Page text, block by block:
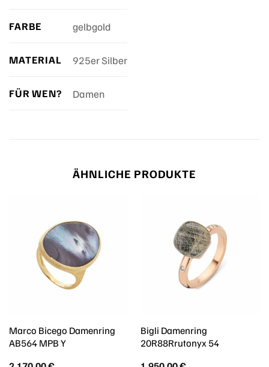
FARBE gelbgold
MATERIAL 925er Silber
FÜR WEN? Damen
ÄHNLICHE PRODUKTE
Marco Bicego Damenring
AB564 MPB Y
Bigli Damenring
20R88Rrutonyx 54